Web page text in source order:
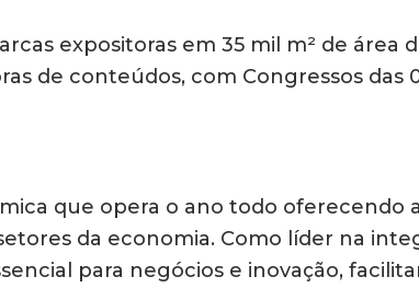
expositoras em 35 mil m² de área
de conteúdos, com Congressos das
que opera o ano todo oferecendo
da economia. Como líder na
para negócios e inovação,